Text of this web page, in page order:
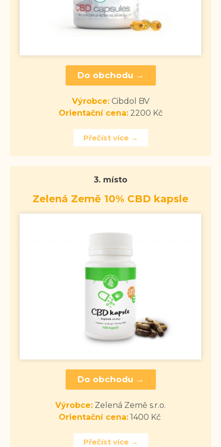
Do obchodu →
Výrobce:Cibdol BV
Orientační cena:2200 Kč
Přečíst více →
3. místo
Zelená Země 10% CBD kapsle
Do obchodu →
Výrobce: Zelená Země s.r.o.
Orientační cena:1400 Kč
Přečíst více →